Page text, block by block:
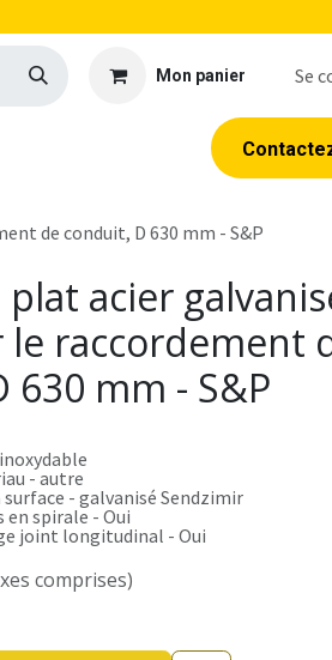
Mon panier Se
Outillage Formations
de conduit, D 630 mm - S&P
plat acier
raccordement
630 mm - S&P
- autre
- galvanisé Sendzimir
en spirale - Oui
joint longitudinal - Oui
comprises)